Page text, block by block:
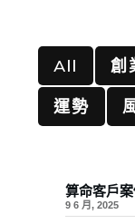
All 創
運勢
算命客戶
9 6 月, 2025